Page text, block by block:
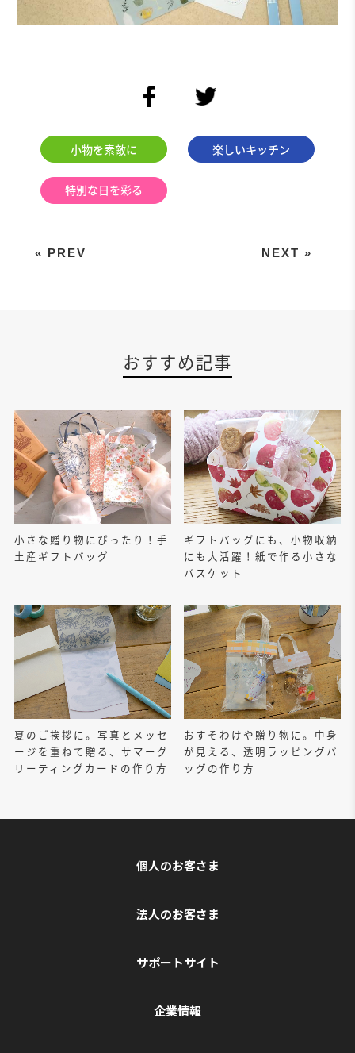
facebook
小物を素敵に 楽しいキッチン
特別な日を彩る
無料ダウンロード！写真を撮って
おすすめ記事
小さな贈り物にぴったり！手
土産ギフトバッグ
ギフトバッグにも、小物収納
にも大活躍！紙で作る小さな
バスケット
夏のご挨拶に。写真とメッセ
ージを重ねて贈る、サマーグ
リーティングカードの作り方
おすそわけや贈り物に。中身
が見える、透明ラッピングバ
ッグの作り方
個人のお客さま
法人のお客さま
サポートサイト
企業情報